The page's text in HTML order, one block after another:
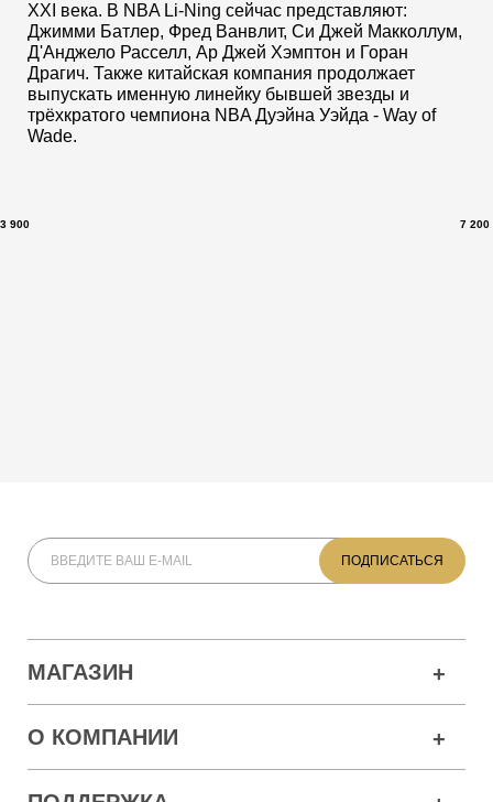
3 900 7 200
XXI века. В NBA Li-Ning сейчас представляют:
Джимми Батлер, Фред Ванвлит, Си Джей Макколлум,
Д'Анджело Расселл, Ар Джей Хэмптон и Горан
Драгич. Также китайская компания продолжает
выпускать именную линейку бывшей звезды и
трёхкратого чемпиона NBA Дуэйна Уэйда - Way of
Wade.
МАГАЗИН
О КОМПАНИИ